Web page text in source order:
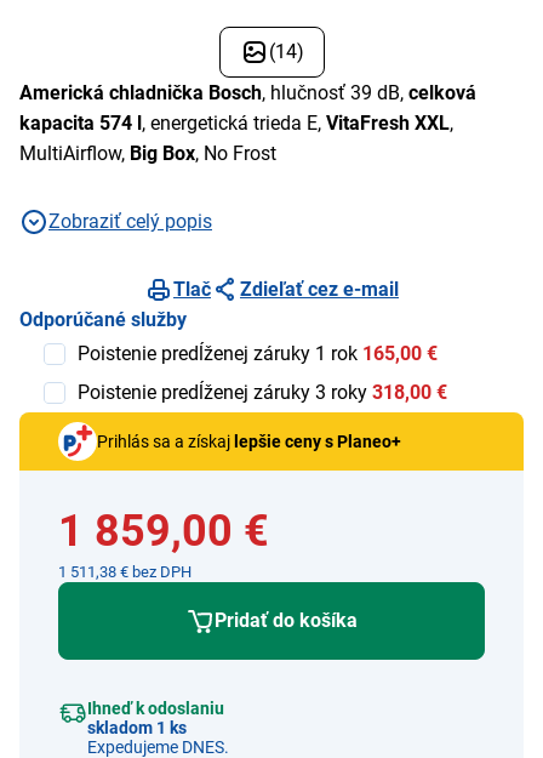
(14)
Americká chladnička Bosch, hlučnosť 39 dB, celková
kapacita 574 l, energetická trieda E, VitaFresh XXL,
MultiAirflow, Big Box, No Frost
Zobraziť celý popis
Tlač
Zdieľať cez e-mail
Odporúčané služby
Poistenie predĺženej záruky 1 rok 165,00 €
Poistenie predĺženej záruky 3 roky 318,00 €
Prihlás sa a získaj lepšie ceny s Planeo+
1 859,00 €
1 511,38 € bez DPH
Pridať do košíka
Ihneď k odoslaniu
skladom 1 ks
Expedujeme DNES.